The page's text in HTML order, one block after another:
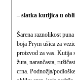
– slatka kutijica u
Šarena raznolikost
boja Prym ušica za
proizvod za vas. Kutija
žuta, narančasta,
crna. Podnožja/